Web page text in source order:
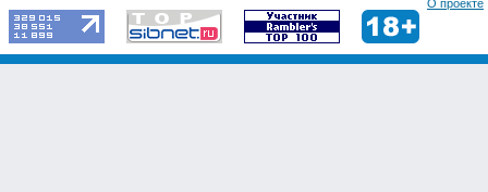
О проекте